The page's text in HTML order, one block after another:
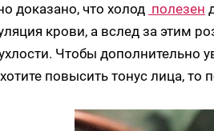
доказано, что холод полезен
крови, а вслед за этим
Чтобы дополнительно
повысить тонус лица,